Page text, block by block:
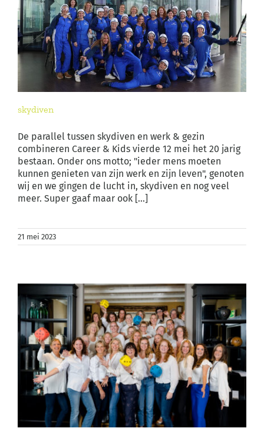
skydiven
De parallel tussen skydiven en werk & gezin
combineren Career & Kids vierde 12 mei het 20 jarig
bestaan. Onder ons motto; "ieder mens moeten
kunnen genieten van zijn werk en zijn leven", genoten
wij en we gingen de lucht in, skydiven en nog veel
meer. Super gaaf maar ook [...]
21 mei 2023